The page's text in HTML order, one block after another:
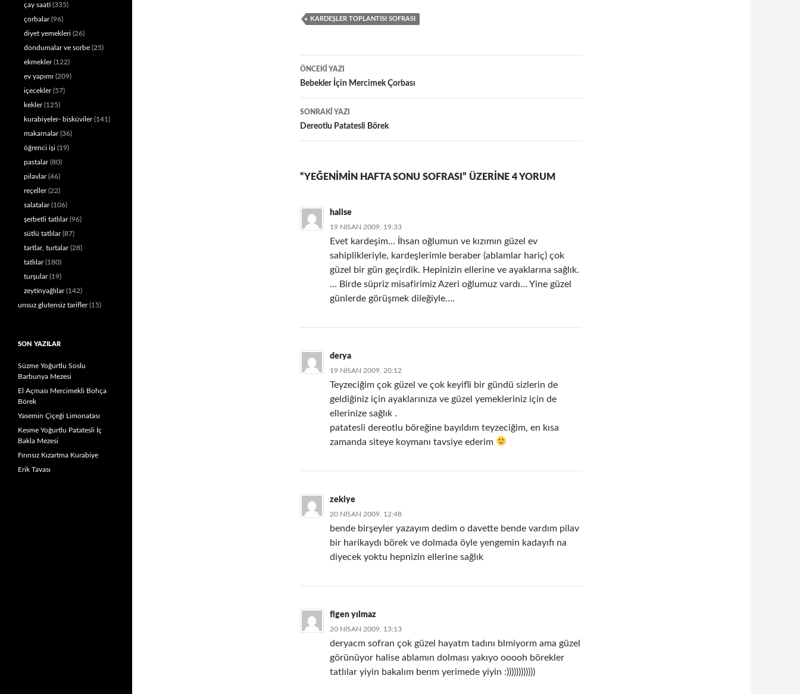
KARDEŞLER TOPLANTISI SOFRASI
Yazı
dolaşımı
ÖNCEKI YAZI
Bebekler İçin Mercimek Çorbası
SONRAKI YAZI
Dereotlu Patatesli Börek
“YEĞENIMIN HAFTA SONU SOFRASI” ÜZERINE 4 YORUM
halise
19 NISAN 2009, 19:33
Evet kardeşim… İhsan oğlumun ve kızımın güzel ev
sahiplikleriyle, kardeşlerimle beraber (ablamlar hariç) çok
güzel bir gün geçirdik. Hepinizin ellerine ve ayaklarına sağlık.
… Birde süpriz misafirimiz Azeri oğlumuz vardı… Yine güzel
günlerde görüşmek dileğiyle….
derya
19 NISAN 2009, 20:12
Teyzeciğim çok güzel ve çok keyifli bir gündü sizlerin de
geldiğiniz için ayaklarınıza ve güzel yemekleriniz için de
ellerinize sağlık .
patatesli dereotlu böreğine bayıldım teyzeciğim, en kısa
zamanda siteye koymanı tavsiye ederim
zekiye
20 NISAN 2009, 12:48
bende birşeyler yazayım dedim o davette bende vardım pilav
bir harikaydı börek ve dolmada öyle yengemin kadayıfı na
diyecek yoktu hepnizin ellerine sağlık
figen yılmaz
20 NISAN 2009, 13:13
deryacm sofran çok güzel hayatm tadını blmiyorm ama güzel
görünüyor halise ablamın dolması yakıyo ooooh börekler
tatlılar yiyin bakalım benm yerimede yiyin :))))))))))))
çay saati (335)
çorbalar(96)
diyet yemekleri (26)
dondumalar ve sorbe (25)
ekmekler(122)
ev yapımı (209)
içecekler(57)
kekler(125)
kurabiyeler- bisküviler(141)
makarnalar(36)
öğrenci işi (19)
pastalar(80)
pilavlar(46)
reçeller(22)
salatalar(106)
şerbetli tatlılar(96)
sütlü tatlılar(87)
tartlar, turtalar(28)
tatlılar(180)
turşular(19)
zeytinyağlılar(142)
unsuz glutensiz tarifler(15)
SON YAZILAR
Süzme Yoğurtlu Soslu
Barbunya Mezesi
El Açması Mercimekli Bohça
Börek
Yasemin Çiçeği Limonatası
Kesme Yoğurtlu Patatesli İç
Bakla Mezesi
Fırınsız Kızartma Kurabiye
Erik Tavası